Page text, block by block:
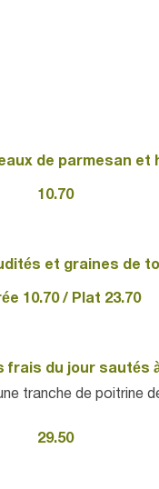
de parmesan et
10.70
et graines de
10.70 / Plat 23.70
du jour sautés à
tranche de poitrine
29.50